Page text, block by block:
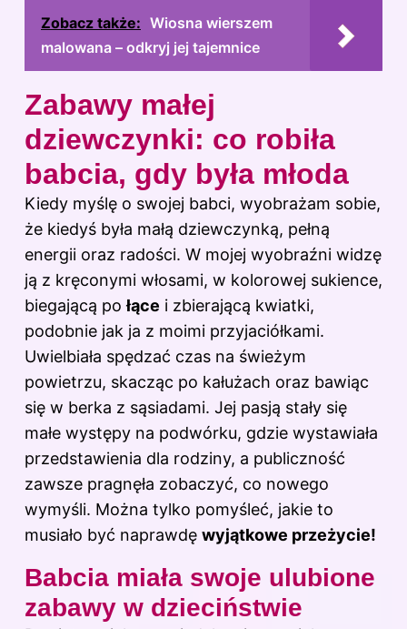
Zobacz także: Wiosna wierszem
malowana – odkryj jej tajemnice
Zabawy małej
dziewczynki: co robiła
babcia, gdy była młoda
Kiedy myślę o swojej babci, wyobrażam sobie,
że kiedyś była małą dziewczynką, pełną
energii oraz radości. W mojej wyobraźni widzę
ją z kręconymi włosami, w kolorowej sukience,
biegającą połące i zbierającą kwiatki,
podobnie jak ja z moimi przyjaciółkami.
Uwielbiała spędzać czas na świeżym
powietrzu, skacząc po kałużach oraz bawiąc
się w berka z sąsiadami. Jej pasją stały się
małe występy na podwórku, gdzie wystawiała
przedstawienia dla rodziny, a publiczność
zawsze pragnęła zobaczyć, co nowego
wymyśli. Można tylko pomyśleć, jakie to
musiało być naprawdę wyjątkowe przeżycie!
Babcia miała swoje ulubione
zabawy w dzieciństwie